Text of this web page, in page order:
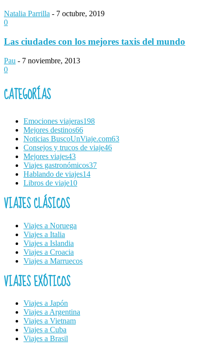
Natalia Parrilla - 7 octubre, 2019
0
Las ciudades con los mejores taxis del mundo
Pau - 7 noviembre, 2013
0
CATEGORÍAS
Emociones viajeras198
Mejores destinos66
Noticias BuscoUnViaje.com63
Consejos y trucos de viaje46
Mejores viajes43
Viajes gastronómicos37
Hablando de viajes14
Libros de viaje10
VIAJES CLÁSICOS
Viajes a Noruega
Viajes a Italia
Viajes a Islandia
Viajes a Croacia
Viajes a Marruecos
VIAJES EXÓTICOS
Viajes a Japón
Viajes a Argentina
Viajes a Vietnam
Viajes a Cuba
Viajes a Brasil